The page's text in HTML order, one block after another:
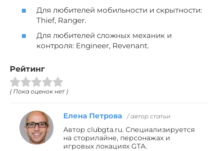
Для любителей мобильности и скрытности:
Thief, Ranger.
Для любителей сложных механик и
контроля: Engineer, Revenant.
Рейтинг
( Пока оценок нет )
Елена Петрова / автор статьи
Автор clubgta.ru. Специализируется
на сторилайне, персонажах и
игровых локациях GTA.